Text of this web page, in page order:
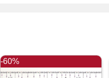
-60%